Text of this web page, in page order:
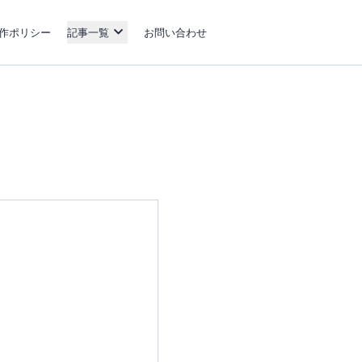
ポリシー 記事一覧 お問い合わせ